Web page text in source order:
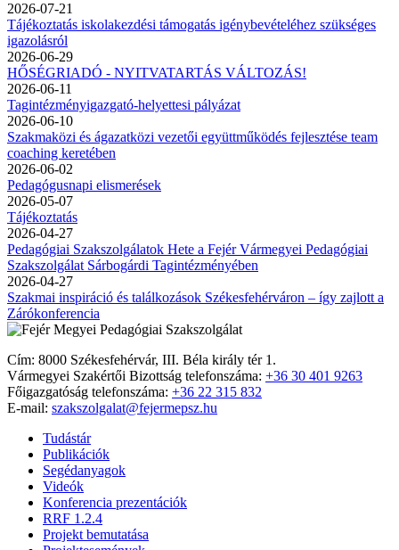
2026-07-21
Tájékoztatás iskolakezdési támogatás igénybevételéhez szükséges
igazolásról
2026-06-29
HŐSÉGRIADÓ - NYITVATARTÁS VÁLTOZÁS!
2026-06-11
Tagintézményigazgató-helyettesi pályázat
2026-06-10
Szakmaközi és ágazatközi vezetői együttműködés fejlesztése team
coaching keretében
2026-06-02
Pedagógusnapi elismerések
2026-05-07
Tájékoztatás
2026-04-27
Pedagógiai Szakszolgálatok Hete a Fejér Vármegyei Pedagógiai
Szakszolgálat Sárbogárdi Tagintézményében
2026-04-27
Szakmai inspiráció és találkozások Székesfehérváron – így zajlott a
Zárókonferencia
Cím: 8000 Székesfehérvár, III. Béla király tér 1.
Vármegyei Szakértői Bizottság telefonszáma: +36 30 401 9263
Főigazgatóság telefonszáma: +36 22 315 832
E-mail: szakszolgalat@fejermepsz.hu
Tudástár
Publikációk
Segédanyagok
Videók
Konferencia prezentációk
RRF 1.2.4
Projekt bemutatása